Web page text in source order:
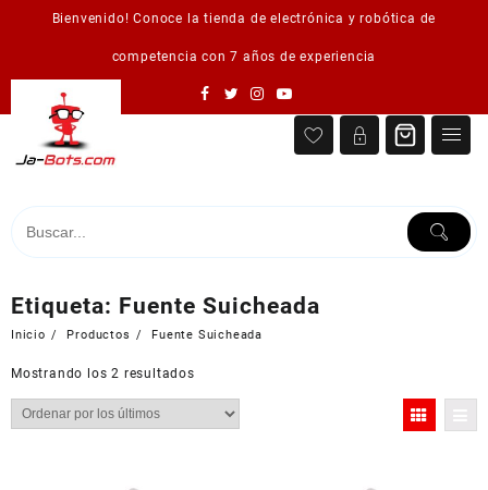
Bienvenido! Conoce la tienda de electrónica y robótica de
competencia con 7 años de experiencia
Etiqueta: Fuente Suicheada
Inicio Productos Fuente Suicheada
Mostrando los 2 resultadosOrdenado
por